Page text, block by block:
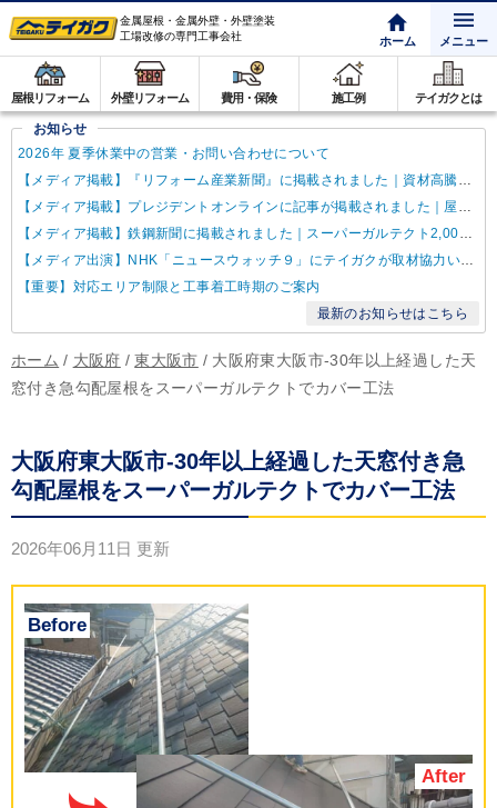
金属屋根・金属外壁・外壁塗装
工場改修の専門工事会社
ホーム メニュー
屋根リフォーム 外壁リフォーム 費用・保険 施工例 テイガクとは
お知らせ
2026年 夏季休業中の営業・お問い合わせについて
【メディア掲載】『リフォーム産業新聞』に掲載されました｜資材高騰・納期遅延に対するテイガクの取り組み
【メディア掲載】プレジデントオンラインに記事が掲載されました｜屋根点検商法について解説
【メディア掲載】鉄鋼新聞に掲載されました｜スーパーガルテクト2,000万㎡達成
【メディア出演】NHK「ニュースウォッチ９」にテイガクが取材協力いたしました
【重要】対応エリア制限と工事着工時期のご案内
最新のお知らせはこちら
ホーム / 大阪府 / 東大阪市 / 大阪府東大阪市-30年以上経過した天
窓付き急勾配屋根をスーパーガルテクトでカバー工法
大阪府東大阪市-30年以上経過した天窓付き急
勾配屋根をスーパーガルテクトでカバー工法
2026年06月11日 更新